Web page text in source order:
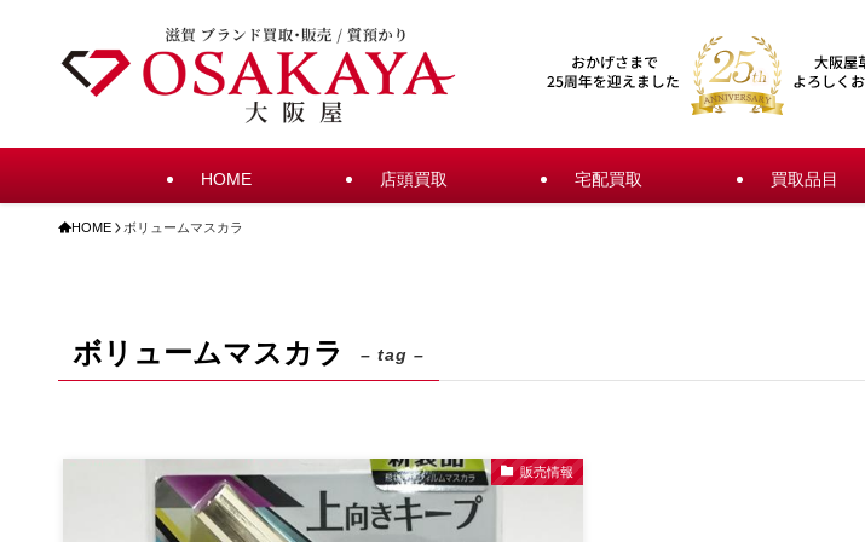
HOME 店頭買取 宅配買取 買取品目
HOME ボリュームマスカラ
ボリュームマスカラ – tag –
販売情報